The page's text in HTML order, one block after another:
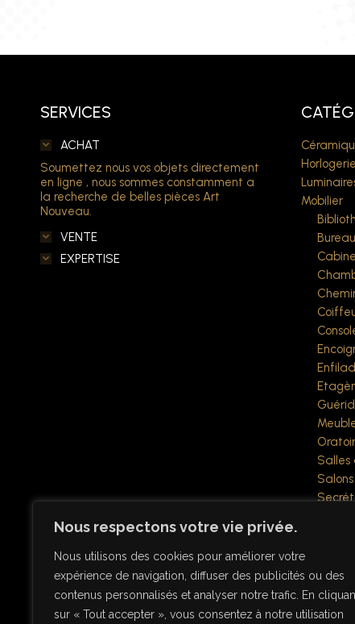
Nous respectons votre vie privée.
Nous utilisons des cookies pour améliorer votre
expérience de navigation, diffuser des publicités ou des
contenus personnalisés et analyser notre trafic. En
sur « Tout accepter », vous consentez à notre utilisation
SERVICES
ACHAT
Soumettez nous vos objets directement
en ligne , nous sommes constamment a
la recherche de belles pièces Art
Nouveau.
VENTE
EXPERTISE
Horlogerie
Mobilier
Salles
Salons
Vitrines
Objets
Verrerie